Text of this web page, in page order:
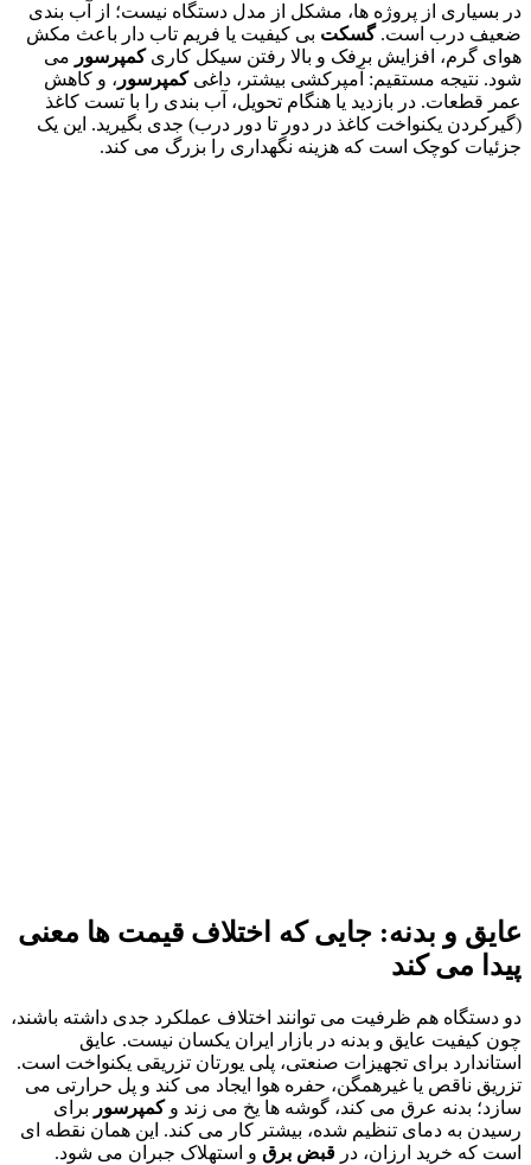
در بسیاری از پروژه ها، مشکل از مدل دستگاه نیست؛ از آب بندی
ضعیف درب است.گسکت بی کیفیت یا فریم تاب دار باعث مکش
هوای گرم، افزایش برفک و بالا رفتن سیکل کاریکمپرسور می
شود. نتیجه مستقیم: آمپرکشی بیشتر، داغیکمپرسور ، و کاهش
عمر قطعات. در بازدید یا هنگام تحویل، آب بندی را با تست کاغذ
(گیرکردن یکنواخت کاغذ در دور تا دور درب) جدی بگیرید. این یک
جزئیات کوچک است که هزینه نگهداری را بزرگ می کند.
عایق و بدنه: جایی که اختلاف قیمت ها معنی
پیدا می کند
دو دستگاه هم ظرفیت می توانند اختلاف عملکرد جدی داشته باشند،
چون کیفیت عایق و بدنه در بازار ایران یکسان نیست. عایق
استاندارد برای تجهیزات صنعتی، پلی یورتان تزریقی یکنواخت است.
تزریق ناقص یا غیرهمگن، حفره هوا ایجاد می کند و پل حرارتی می
سازد؛ بدنه عرق می کند، گوشه ها یخ می زند وکمپرسور برای
رسیدن به دمای تنظیم شده، بیشتر کار می کند. این همان نقطه ای
است که خرید ارزان، در قبض برق و استهلاک جبران می شود.